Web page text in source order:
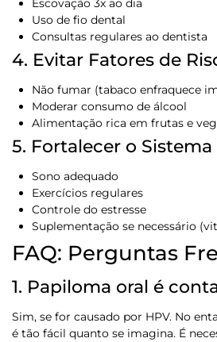
Escovação 3x ao dia
Uso de fio dental
Consultas regulares ao dentista
4. Evitar Fatores de
Não fumar (tabaco enfraquece
Moderar consumo de álcool
Alimentação rica em frutas e
5. Fortalecer o
Sono adequado
Exercícios regulares
Controle do estresse
Suplementação se necessário
FAQ: Perguntas
1. Papiloma oral é
Sim, se for causado por HPV. No
é tão fácil quanto se imagina. É